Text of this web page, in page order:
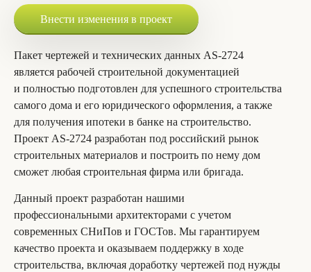
Внести изменения в проект
Пакет чертежей и технических данных AS-2724
является рабочей строительной документацией
и полностью подготовлен для успешного строительства
самого дома и его юридического оформления, а также
для получения ипотеки в банке на строительство.
Проект AS-2724 разработан под российский рынок
строительных материалов и построить по нему дом
сможет любая строительная фирма или бригада.
Данный проект разработан нашими
профессиональными архитекторами с учетом
современных СНиПов и ГОСТов. Мы гарантируем
качество проекта и оказываем поддержку в ходе
строительства, включая доработку чертежей под нужды